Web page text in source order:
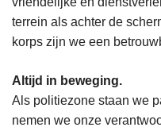
terrein als achter de
korps zijn we een
Altijd in beweging.
Als politiezone staan we
nemen we onze